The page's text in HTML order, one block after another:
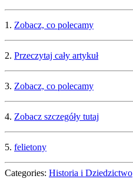
1. Zobacz, co polecamy
2. Przeczytaj cały artykuł
3. Zobacz, co polecamy
4. Zobacz szczegóły tutaj
5. felietony
Categories: Historia i Dziedzictwo